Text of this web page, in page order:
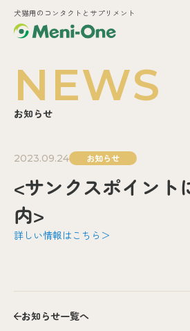
犬猫用のコンタクトとサプリメント
NEWS
お知らせ
2023.09.24 お知らせ
<サンクスポイント
内>
詳しい情報はこちら＞
お知らせ一覧へ